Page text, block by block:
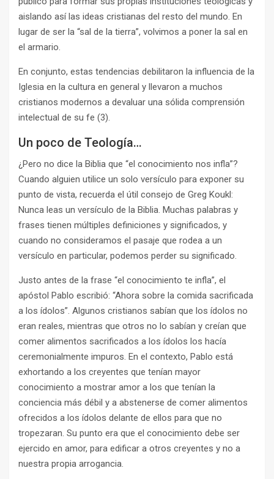
aislando así las ideas cristianas del resto del mundo. En
lugar de ser la “sal de la tierra”, volvimos a poner la sal en
el armario.
En conjunto, estas tendencias debilitaron la influencia de la
Iglesia en la cultura en general y llevaron a muchos
cristianos modernos a devaluar una sólida comprensión
intelectual de su fe (3).
Un poco de Teología…
¿Pero no dice la Biblia que “el conocimiento nos infla”?
Cuando alguien utilice un solo versículo para exponer su
punto de vista, recuerda el útil consejo de Greg Koukl:
Nunca leas un versículo de la Biblia. Muchas palabras y
frases tienen múltiples definiciones y significados, y
cuando no consideramos el pasaje que rodea a un
versículo en particular, podemos perder su significado.
Justo antes de la frase “el conocimiento te infla”, el
apóstol Pablo escribió: “Ahora sobre la comida sacrificada
a los ídolos”. Algunos cristianos sabían que los ídolos no
eran reales, mientras que otros no lo sabían y creían que
comer alimentos sacrificados a los ídolos los hacía
ceremonialmente impuros. En el contexto, Pablo está
exhortando a los creyentes que tenían mayor
conocimiento a mostrar amor a los que tenían la
conciencia más débil y a abstenerse de comer alimentos
ofrecidos a los ídolos delante de ellos para que no
tropezaran. Su punto era que el conocimiento debe ser
ejercido en amor, para edificar a otros creyentes y no a
nuestra propia arrogancia.